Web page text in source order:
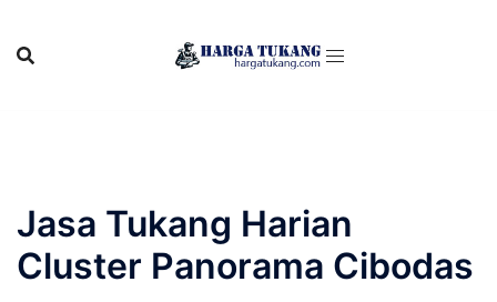
content
Jasa Tukang Harian
Cluster Panorama Cibodas